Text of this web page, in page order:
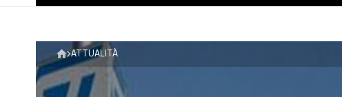
ATTUALITÀ